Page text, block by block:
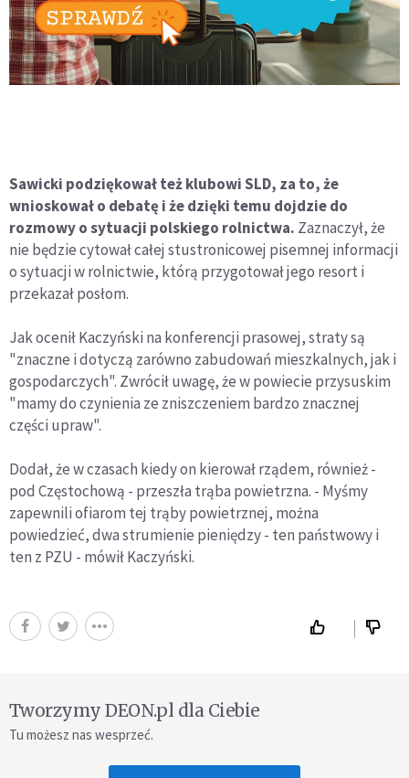
Sawicki podziękował też klubowi SLD, za to, że
wnioskował o debatę i że dzięki temu dojdzie do
rozmowy o sytuacji polskiego rolnictwa. Zaznaczył, że
nie będzie cytował całej stustronicowej pisemnej informacji
o sytuacji w rolnictwie, którą przygotował jego resort i
przekazał posłom.
Jak ocenił Kaczyński na konferencji prasowej, straty są
"znaczne i dotyczą zarówno zabudowań mieszkalnych, jak i
gospodarczych". Zwrócił uwagę, że w powiecie przysuskim
"mamy do czynienia ze zniszczeniem bardzo znacznej
części upraw".
Dodał, że w czasach kiedy on kierował rządem, również -
pod Częstochową - przeszła trąba powietrzna. - Myśmy
zapewnili ofiarom tej trąby powietrznej, można
powiedzieć, dwa strumienie pieniędzy - ten państwowy i
ten z PZU - mówił Kaczyński.
Tworzymy DEON.pl dla Ciebie
Tu możesz nas wesprzeć.